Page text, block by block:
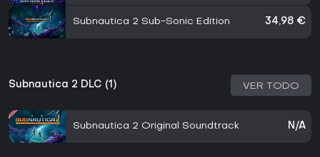
Subnautica 2 Sub-Sonic Edition 34,98 €
Subnautica 2 DLC (1) VER TODO
Subnautica 2 Original Soundtrack N/A